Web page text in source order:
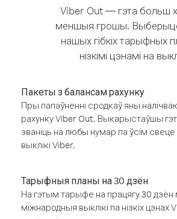
Viber Out — гэта больш
меншыя грошы. Выберыце
нашых гібкіх тарыфных
нізкімі цэнамі на
Пакеты з балансам рахунку
Пры папаўненні сродкаў яны
рахунку Viber Out. Выкарыстаўшы
званіць на любы нумар па ўсім свеце
выклікі Viber.
Тарыфныя планы на 30 дзён
На гэтым тарыфе на працягу 30 дзён
міжнародныя выклікі па нізкіх цэнах